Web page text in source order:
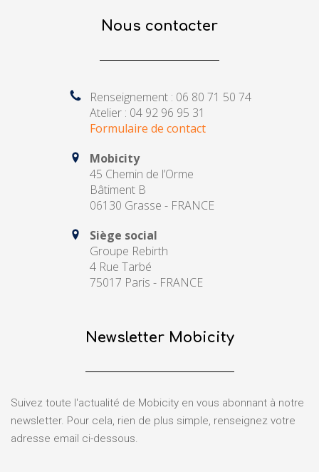
Nous contacter
Renseignement : 06 80 71 50 74
Atelier : 04 92 96 95 31
Formulaire de contact
Mobicity
45 Chemin de l’Orme
Bâtiment B
06130 Grasse - FRANCE
Siège social
Groupe Rebirth
4 Rue Tarbé
75017 Paris - FRANCE
Newsletter Mobicity
Suivez toute l'actualité de Mobicity en vous abonnant à notre
newsletter. Pour cela, rien de plus simple, renseignez votre
adresse email ci-dessous.